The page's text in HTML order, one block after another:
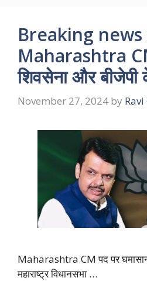
Breaking news
Maharashtra
शिवसेना और
November 27, 2024 by
Maharashtra CM पद पर
महाराष्ट्र विधानसभा …